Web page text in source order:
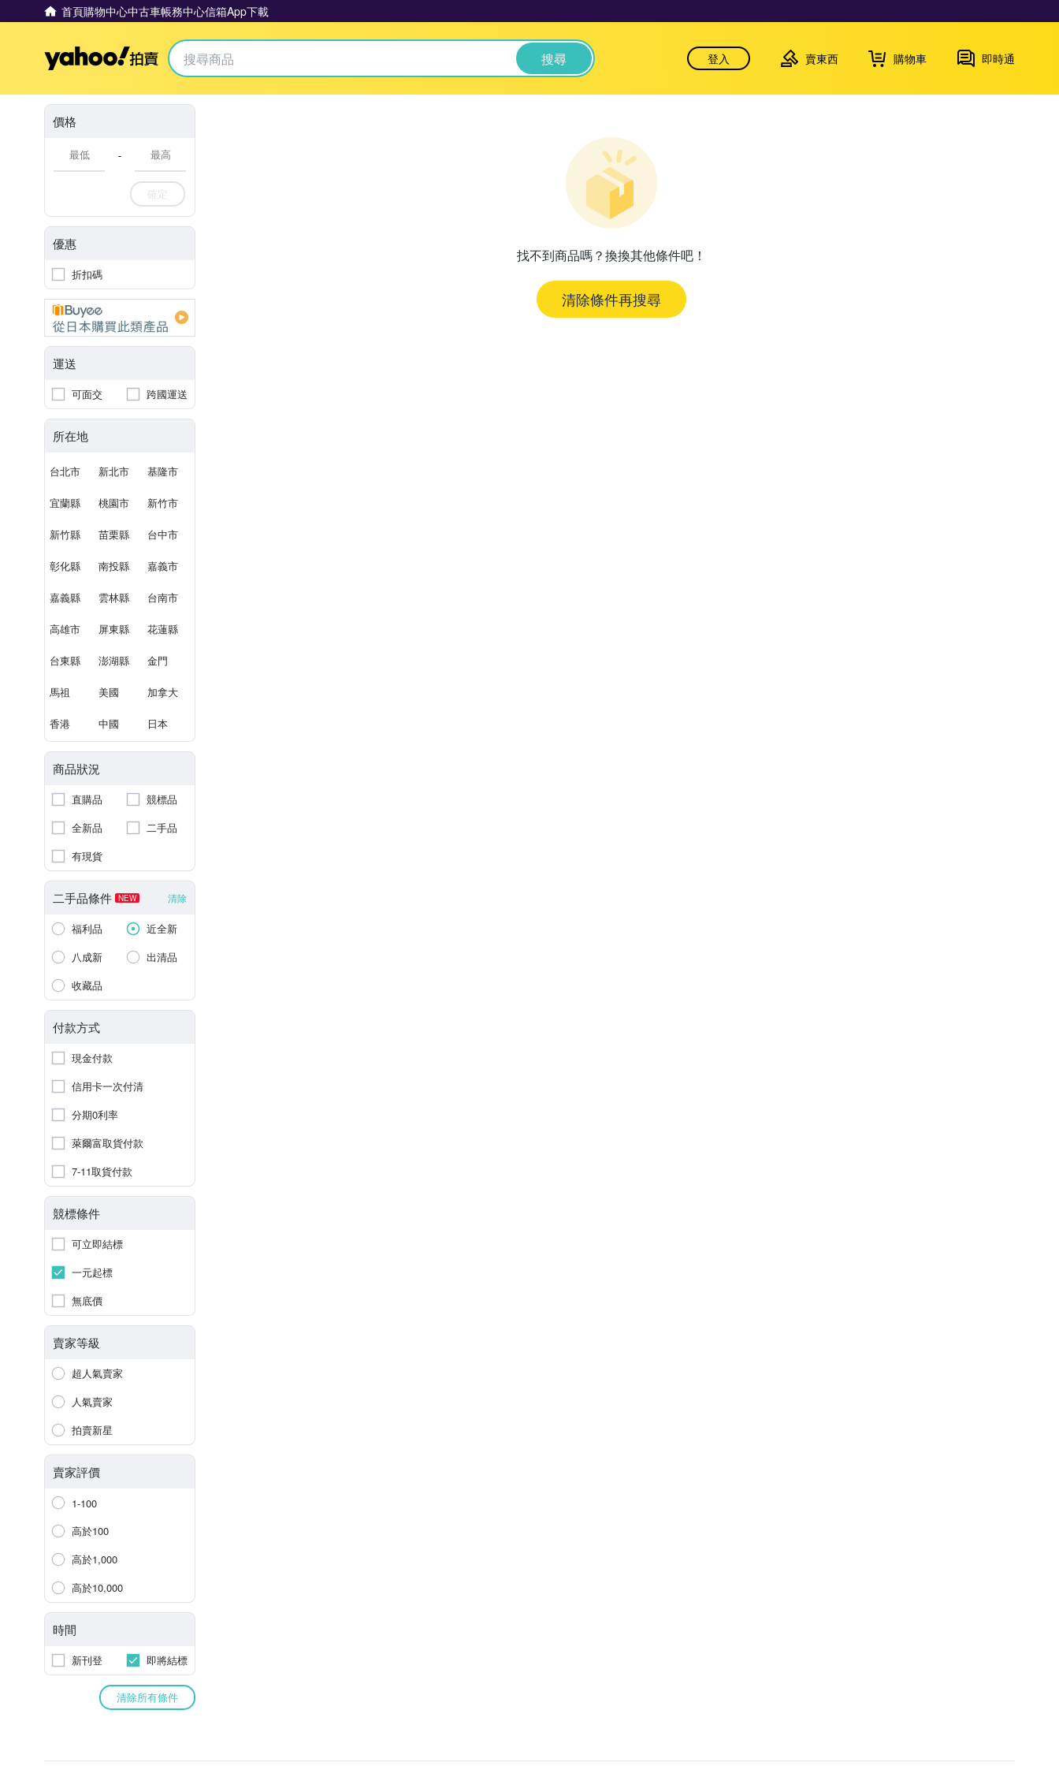
首頁購物中心中古車帳務中心信箱App下載
Yahoo拍賣 搜尋 登入 賣東西 購物車 即時通
價格
-
確定
優惠
折扣碼
運送
可面交 跨國運送
所在地
台北市 新北市 基隆市
宜蘭縣 桃園市 新竹市
新竹縣 苗栗縣 台中市
彰化縣 南投縣 嘉義市
嘉義縣 雲林縣 台南市
高雄市 屏東縣 花蓮縣
台東縣 澎湖縣 金門
馬祖 美國 加拿大
香港 中國 日本
商品狀況
直購品
競標品
全新品
二手品
有現貨
二手品條件 NEW 清除
福利品
近全新
八成新
出清品
收藏品
付款方式
現金付款
信用卡一次付清
分期0利率
萊爾富取貨付款
7-11取貨付款
競標條件
可立即結標
一元起標
無底價
賣家等級
超人氣賣家
人氣賣家
拍賣新星
賣家評價
1-100
高於100
高於1,000
高於10,000
時間
新刊登 即將結標
清除所有條件
找不到商品嗎？換換其他條件吧！
清除條件再搜尋